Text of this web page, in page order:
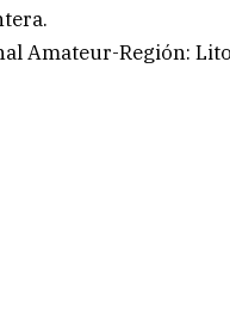
Amateur-Región: